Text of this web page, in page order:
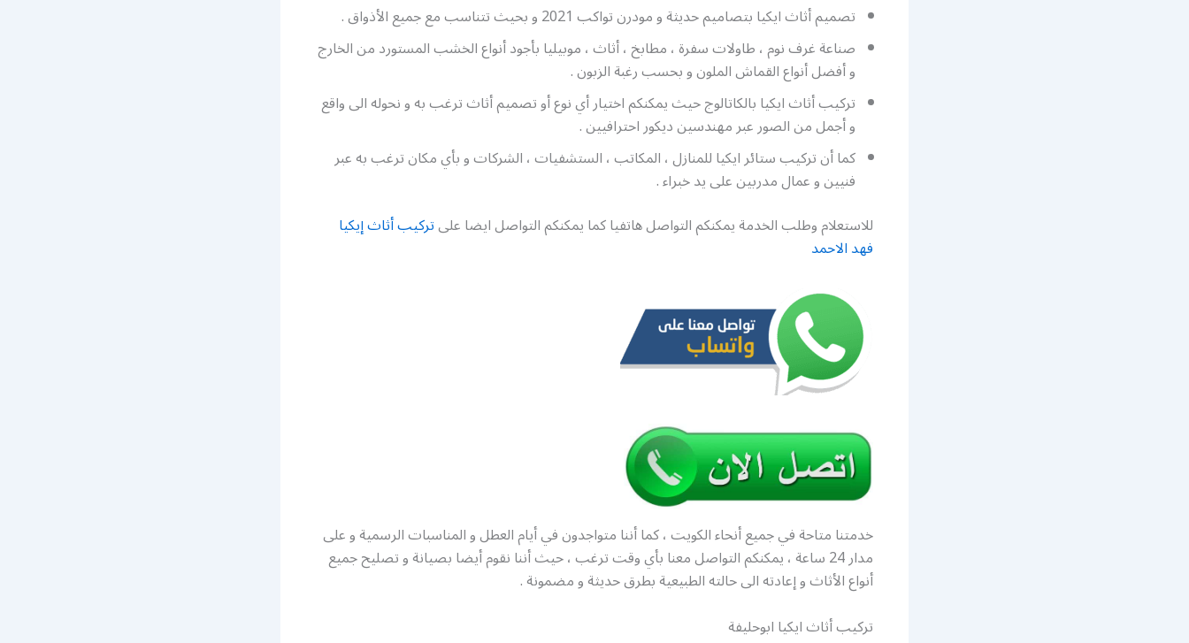
تصميم أثاث ايكيا بتصاميم حديثة و مودرن تواكب 2021 و بحيث تتناسب مع جميع الأذواق .
صناعة غرف نوم ، طاولات سفرة ، مطابخ ، أثاث ، موبيليا بأجود أنواع الخشب المستورد من الخارج
و أفضل أنواع القماش الملون و بحسب رغبة الزبون .
تركيب أثاث ايكيا بالكاتالوج حيث يمكنكم اختيار أي نوع أو تصميم أثاث ترغب به و نحوله الى واقع
و أجمل من الصور عبر مهندسين ديكور احترافيين .
كما أن تركيب ستائر ايكيا للمنازل ، المكاتب ، الستشفيات ، الشركات و بأي مكان ترغب به عبر
فنيين و عمال مدربين على يد خبراء .
للاستعلام وطلب الخدمة يمكنكم التواصل هاتفيا كما يمكنكم التواصل ايضا علىتركيب أثاث إيكيا
فهد الاحمد
خدمتنا متاحة في جميع أنحاء الكويت ، كما أننا متواجدون في أيام العطل و المناسبات الرسمية و على
مدار 24 ساعة ، يمكنكم التواصل معنا بأي وقت ترغب ، حيث أننا نقوم أيضا بصيانة و تصليح جميع
أنواع الأثاث و إعادته الى حالته الطبيعية بطرق حديثة و مضمونة .
تركيب أثاث ايكيا ابوحليفة